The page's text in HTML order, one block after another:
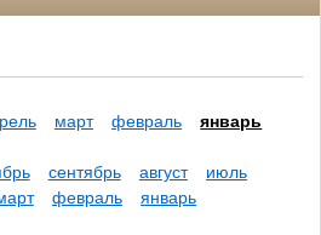
март февраль
январь
сентябрь август
июль
февраль
январь